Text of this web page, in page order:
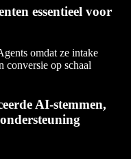
essentieel voor
omdat ze intake
conversie op schaal
AI-stemmen,